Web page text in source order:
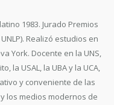
1983. Jurado Premios
Realizó estudios en
York. Docente en la UNS,
la USAL, la UBA y la UCA,
y conveniente de las
los medios modernos de